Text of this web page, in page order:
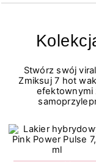
Stwórz swój
Zmiksuj 7 hot
efektownymi